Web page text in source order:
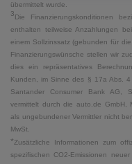
übermittelt wurde.
3Die Finanzierungskonditionen
enthalten teilweise Anzahlungen
einem Sollzinssatz (gebunden für
Finanzierungswünsche stellen wir
dies ein repräsentatives
Kunden, im Sinne des § 17a Abs.
Santander Consumer Bank AG,
vermittelt durch die auto.de GmbH,
als ungebundener Vermittler nicht
MwSt.
*Zusätzliche Informationen zum
spezifischen CO2-Emissionen